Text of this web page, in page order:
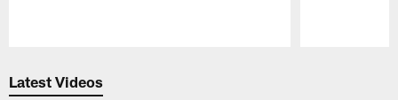
Latest Videos